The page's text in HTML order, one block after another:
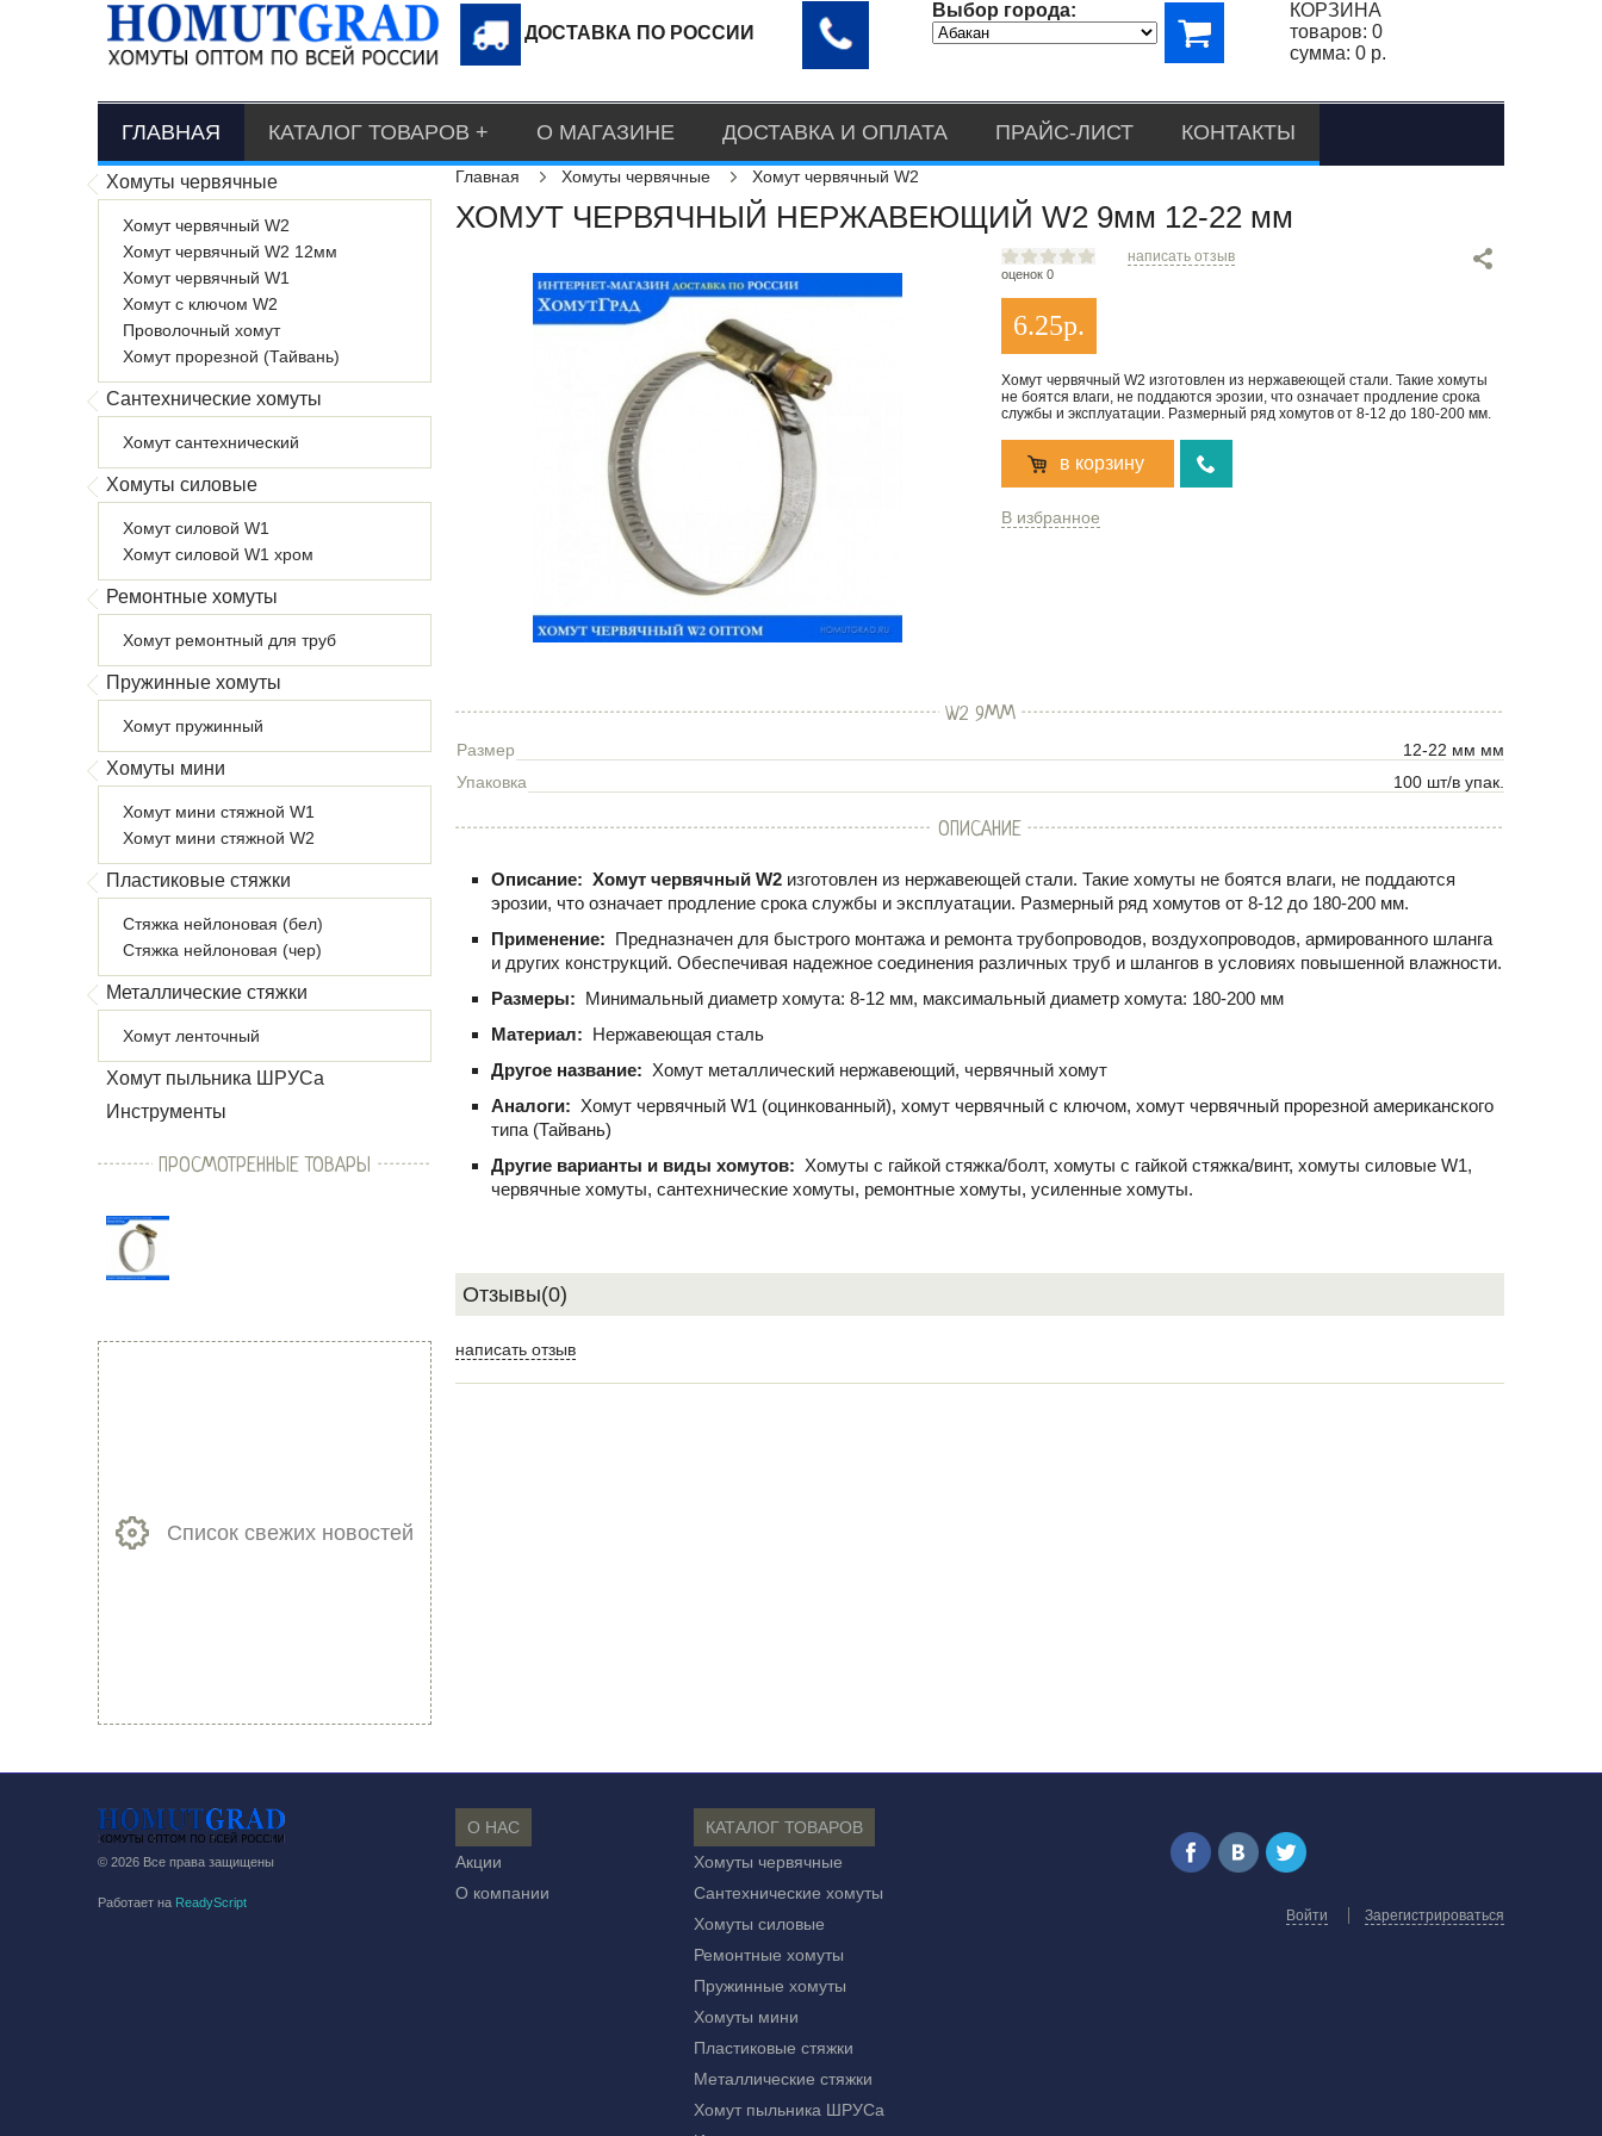
ДОСТАВКА ПО РОССИИ
Выбор города:
КОРЗИНА
товаров: 0
сумма: 0 р.
ГЛАВНАЯ КАТАЛОГ ТОВАРОВ О МАГАЗИНЕ ДОСТАВКА И ОПЛАТА ПРАЙС-ЛИСТ КОНТАКТЫ
Хомуты червячные
Хомут червячный W2
Хомут червячный W2 12мм
Хомут червячный W1
Хомут с ключом W2
Проволочный хомут
Хомут прорезной (Тайвань)
Сантехнические хомуты
Хомут сантехнический
Хомуты силовые
Хомут силовой W1
Хомут силовой W1 хром
Ремонтные хомуты
Хомут ремонтный для труб
Пружинные хомуты
Хомут пружинный
Хомуты мини
Хомут мини стяжной W1
Хомут мини стяжной W2
Пластиковые стяжки
Стяжка нейлоновая (бел)
Стяжка нейлоновая (чер)
Металлические стяжки
Хомут ленточный
Хомут пыльника ШРУСа
Инструменты
Главная Хомуты червячные Хомут червячный W2
ХОМУТ ЧЕРВЯЧНЫЙ НЕРЖАВЕЮЩИЙ W2 9мм 12-22 мм
оценок 0
написать отзыв
6.25р.
Хомут червячный W2 изготовлен из нержавеющей стали. Такие хомуты
не боятся влаги, не поддаются эрозии, что означает продление срока
службы и эксплуатации. Размерный ряд хомутов от 8-12 до 180-200 мм.
в корзину
В избранное
W2 9ММ
Размер
12-22 мм мм
Упаковка
100 шт/в упак.
ОПИСАНИЕ
Описание: Хомут червячный W2 изготовлен из нержавеющей стали. Такие хомуты не боятся влаги, не поддаются
эрозии, что означает продление срока службы и эксплуатации. Размерный ряд хомутов от 8-12 до 180-200 мм.
Применение: Предназначен для быстрого монтажа и ремонта трубопроводов, воздухопроводов, армированного шланга
и других конструкций. Обеспечивая надежное соединения различных труб и шлангов в условиях повышенной влажности.
Размеры: Минимальный диаметр хомута: 8-12 мм, максимальный диаметр хомута: 180-200 мм
Материал: Нержавеющая сталь
Другое название: Хомут металлический нержавеющий, червячный хомут
Аналоги: Хомут червячный W1 (оцинкованный), хомут червячный с ключом, хомут червячный прорезной американского
типа (Тайвань)
Другие варианты и виды хомутов: Хомуты с гайкой стяжка/болт, хомуты с гайкой стяжка/винт, хомуты силовые W1,
червячные хомуты, сантехнические хомуты, ремонтные хомуты, усиленные хомуты.
Отзывы(0)
написать отзыв
ПРОСМОТРЕННЫЕ ТОВАРЫ
Список свежих новостей
© 2026 Все права защищены
Работает на ReadyScript
О НАС
Акции
О компании
КАТАЛОГ ТОВАРОВ
Хомуты червячные
Сантехнические хомуты
Хомуты силовые
Ремонтные хомуты
Пружинные хомуты
Хомуты мини
Пластиковые стяжки
Металлические стяжки
Хомут пыльника ШРУСа
Войти Зарегистрироваться